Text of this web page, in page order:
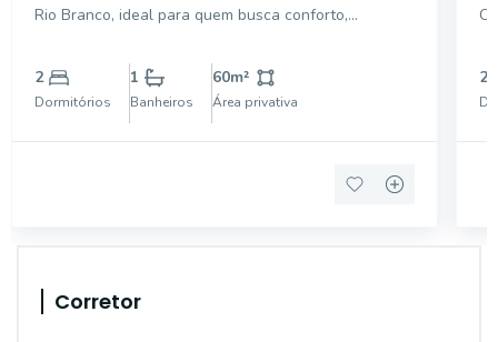
Rio Branco, ideal para quem busca conforto,
dormitórios, sala aconchegante, cozinha funcional,
banheiro, área de serviço e 1 vaga de garagem
coberta. O con
2
Dormitórios
1
Banheiros
60m²
Área privativa
2
2
Corretor